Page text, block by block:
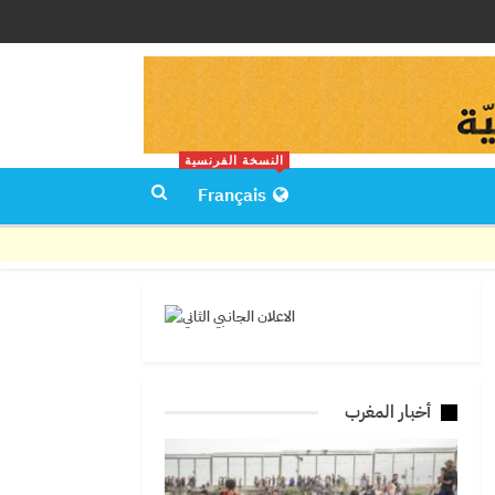
Français
النسخة الفرنسية
أخبار المغرب